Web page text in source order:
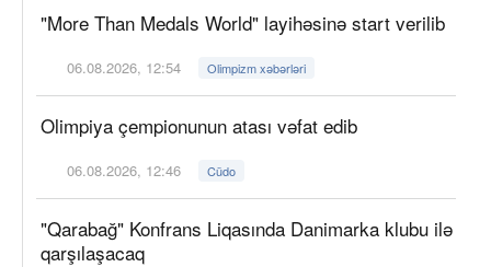
"More Than Medals World" layihəsinə start verilib
06.08.2026, 12:54 Olimpizm xəbərləri
Olimpiya çempionunun atası vəfat edib
06.08.2026, 12:46 Cüdo
"Qarabağ" Konfrans Liqasında Danimarka klubu ilə
qarşılaşacaq